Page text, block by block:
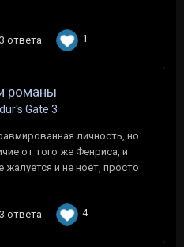
ответа 1
романы
Gate 3
личность, но
от того же Фенриса, и
и не ноет, просто
ответа 4